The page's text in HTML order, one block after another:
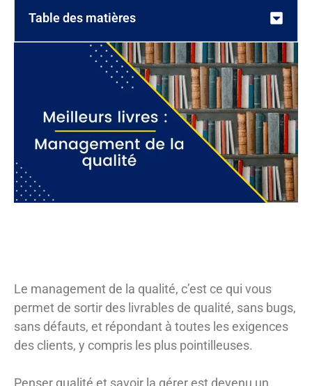
Table des matières
Le management de la qualité, c’est ce qui vous
permet de sortir des livrables de qualité, sans bugs,
sans défauts, et répondant à toutes les exigences
des clients, y compris les plus pointilleuses.
Penser qualité et savoir la gérer est devenu un